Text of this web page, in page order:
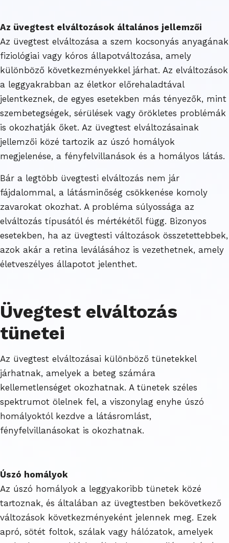
Az üvegtest elváltozások általános jellemzői
Az üvegtest elváltozása a szem kocsonyás anyagának
fiziológiai vagy kóros állapotváltozása, amely
különböző következményekkel járhat. Az elváltozások
a leggyakrabban az életkor előrehaladtával
jelentkeznek, de egyes esetekben más tényezők, mint
szembetegségek, sérülések vagy örökletes problémák
is okozhatják őket. Az üvegtest elváltozásainak
jellemzői közé tartozik az úszó homályok
megjelenése, a fényfelvillanások és a homályos látás.
Bár a legtöbb üvegtesti elváltozás nem jár
fájdalommal, a látásminőség csökkenése komoly
zavarokat okozhat. A probléma súlyossága az
elváltozás típusától és mértékétől függ. Bizonyos
esetekben, ha az üvegtesti változások összetettebbek,
azok akár a retina leválásához is vezethetnek, amely
életveszélyes állapotot jelenthet.
Üvegtest elváltozás
tünetei
Az üvegtest elváltozásai különböző tünetekkel
járhatnak, amelyek a beteg számára
kellemetlenséget okozhatnak. A tünetek széles
spektrumot ölelnek fel, a viszonylag enyhe úszó
homályoktól kezdve a látásromlást,
fényfelvillanásokat is okozhatnak.
Úszó homályok
Az úszó homályok a leggyakoribb tünetek közé
tartoznak, és általában az üvegtestben bekövetkező
változások következményeként jelennek meg. Ezek
apró, sötét foltok, szálak vagy hálózatok, amelyek